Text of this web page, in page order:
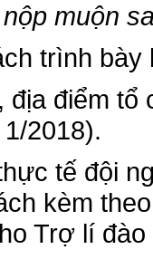
muộn
trình bày
điểm tổ
2018).
tế đội
kèm
Trợ lí